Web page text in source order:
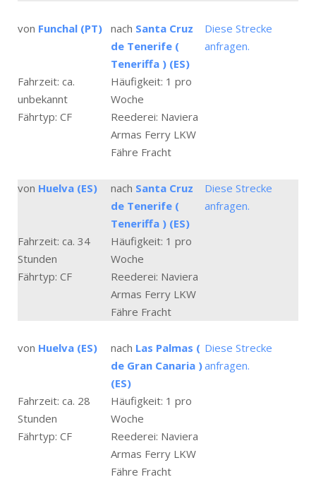
von Funchal (PT) nach Santa Cruz
de Tenerife (
Teneriffa ) (ES)
Diese Strecke
anfragen.
Fahrzeit: ca.
unbekannt
Häufigkeit: 1 pro
Woche
Fährtyp: CF
Reederei: Naviera
Armas Ferry LKW
Fähre Fracht
von Huelva (ES) nach Santa Cruz
de Tenerife (
Teneriffa ) (ES)
Diese Strecke
anfragen.
Fahrzeit: ca. 34
Stunden
Häufigkeit: 1 pro
Woche
Fährtyp: CF
Reederei: Naviera
Armas Ferry LKW
Fähre Fracht
von Huelva (ES) nach Las Palmas (
de Gran Canaria )
(ES)
Diese Strecke
anfragen.
Fahrzeit: ca. 28
Stunden
Häufigkeit: 1 pro
Woche
Fährtyp: CF
Reederei: Naviera
Armas Ferry LKW
Fähre Fracht